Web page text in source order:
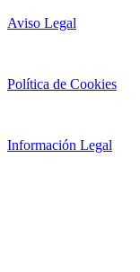
Aviso Legal
Política de Cookies
Información Legal